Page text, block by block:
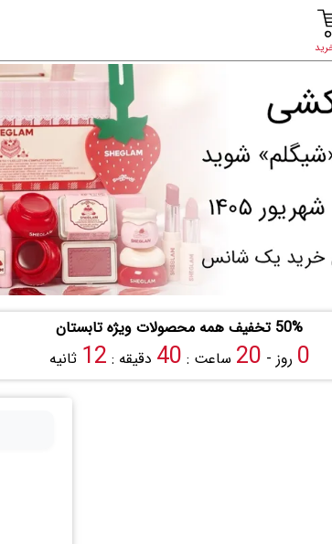
50% تخفیف همه محصولات ویژه تابستان
0 روز - 20 ساعت : 40 دقیقه : 11 ثانیه